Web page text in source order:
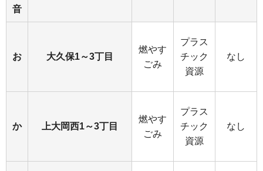
音
お 大久保1～3丁目
燃やす
ごみ
プラス
チック
資源
なし
か 上大岡西1～3丁目
燃やす
ごみ
プラス
チック
資源
なし